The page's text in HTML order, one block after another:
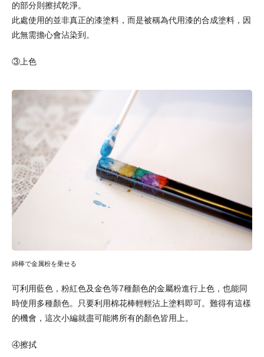
的部分則擦拭乾淨。
此處使用的並非真正的漆塗料，而是被稱為代用漆的合成塗料，因
此無需擔心會沾染到。
③上色
綿棒で金属粉を乗せる
可利用藍色，粉紅色及金色等7種顏色的金屬粉進行上色，也能同
時使用多種顏色。只要利用棉花棒輕輕沾上塗料即可。難得有這樣
的機會，這次小編就盡可能將所有的顏色皆用上。
④擦拭